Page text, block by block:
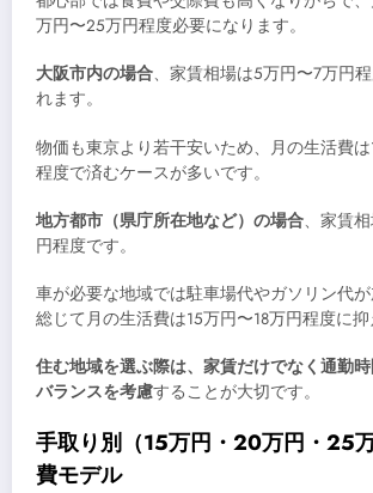
万円〜25万円程度必要になります。
大阪市内の場合、家賃相場は5万円〜7万円
れます。
物価も東京より若干安いため、月の生活費
程度で済むケースが多いです。
地方都市（県庁所在地など）の場合、家賃
円程度です。
車が必要な地域では駐車場代やガソリン代が
総じて月の生活費は15万円〜18万円程度に抑
住む地域を選ぶ際は、家賃だけでなく通勤
バランスを考慮することが大切です。
手取り別（15万円・20万円・25
費モデル